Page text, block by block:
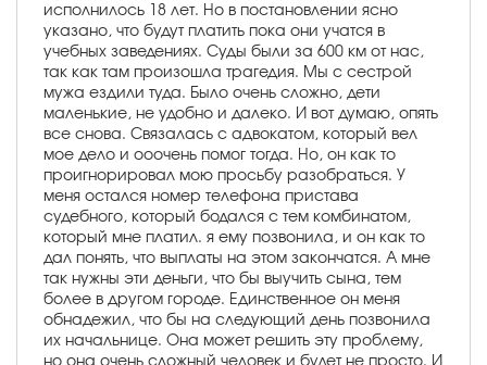
исполнилось 18 лет. Но в постановлении ясно
указано, что будут платить пока они учатся в
учебных заведениях. Суды были за 600 км от нас,
так как там произошла трагедия. Мы с сестрой
мужа ездили туда. Было очень сложно, дети
маленькие, не удобно и далеко. И вот думаю, опять
все снова. Связалась с адвокатом, который вел
мое дело и ооочень помог тогда. Но, он как то
проигнорировал мою просьбу разобраться. У
меня остался номер телефона пристава
судебного, который бодался с тем комбинатом,
который мне платил. я ему позвонила, и он как то
дал понять, что выплаты на этом закончатся. А мне
так нужны эти деньги, что бы выучить сына, тем
более в другом городе. Единственное он меня
обнадежил, что бы на следующий день позвонила
их начальнице. Она может решить эту проблему,
но она очень сложный человек и будет не просто. И